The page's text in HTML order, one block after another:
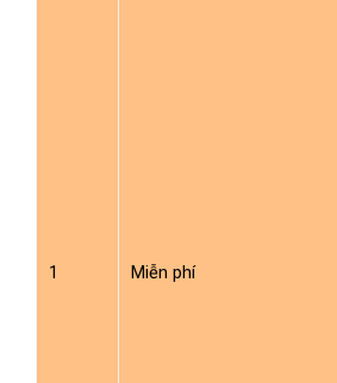
1 Miễn phí